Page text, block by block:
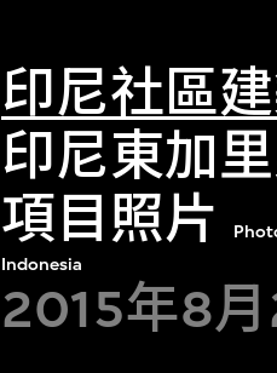
印尼社區
印尼東加
項目照片
Indonesia
2015年8月